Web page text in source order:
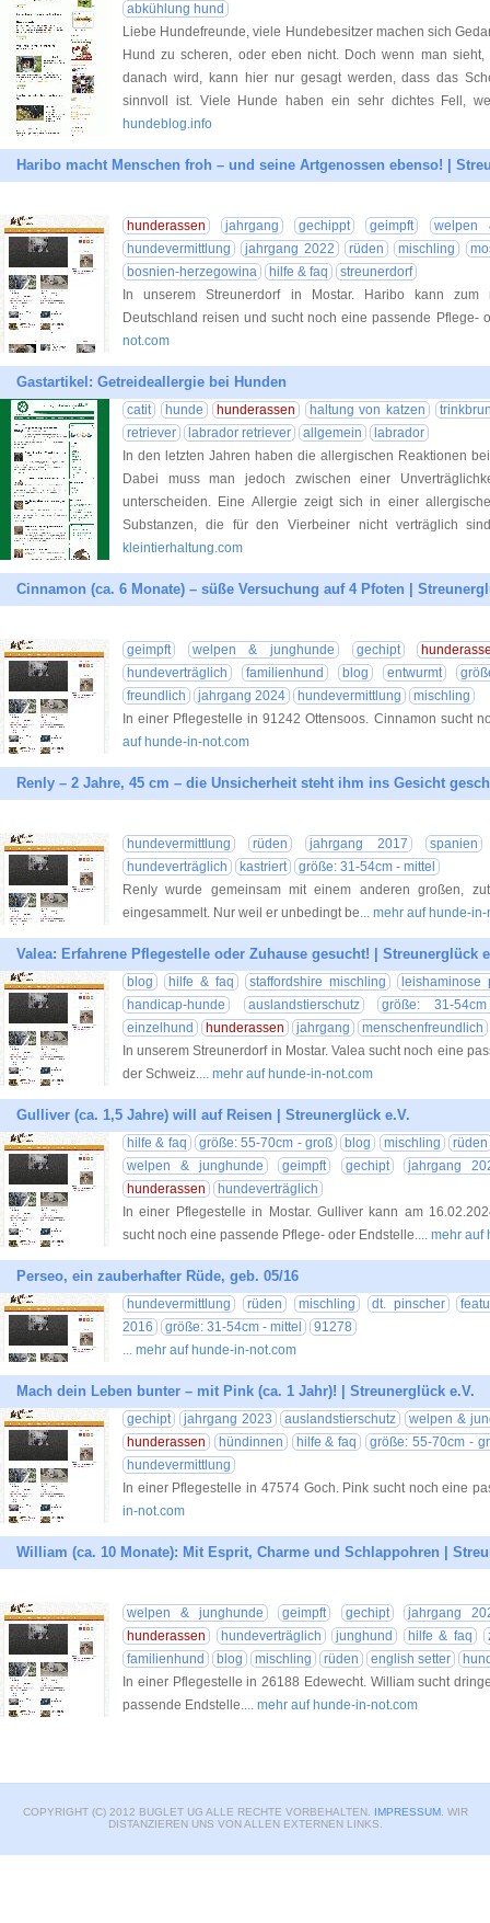
abkühlung hund
Liebe Hundefreunde, viele Hundebesitzer machen sich
Hund zu scheren, oder eben nicht. Doch wenn man
danach wird, kann hier nur gesagt werden, dass das
sinnvoll ist. Viele Hunde haben ein sehr dichtes Fell,
hundeblog.info
Haribo macht Menschen froh – und seine Artgenossen ebenso! |
hunderassen jahrgang gechippt geimpft
welpen
hundevermittlung
jahrgang 2022 rüden mischling
bosnien-herzegowina
hilfe & faq
streunerdorf
In unserem Streunerdorf in Mostar. Haribo kann zum
Deutschland reisen und sucht noch eine passende Pflege-
not.com
Gastartikel: Getreideallergie bei Hunden
catit hunde hunderassen haltung von katzen
retriever
labrador retriever allgemein
labrador
In den letzten Jahren haben die allergischen Reaktionen
Dabei muss man jedoch zwischen einer
unterscheiden. Eine Allergie zeigt sich in einer
Substanzen, die für den Vierbeiner nicht verträglich
kleintierhaltung.com
Cinnamon (ca. 6 Monate) – süße Versuchung auf 4 Pfoten |
geimpft welpen & junghunde gechipt
hundeverträglich
familienhund blog entwurmt
freundlich
jahrgang 2024 hundevermittlung
mischling
In einer Pflegestelle in 91242 Ottensoos. Cinnamon sucht
auf hunde-in-not.com
Renly – 2 Jahre, 45 cm – die Unsicherheit steht ihm ins Gesicht
hundevermittlung rüden jahrgang 2017
spanien
hundeverträglich
kastriert
größe: 31-54cm - mittel
Renly wurde gemeinsam mit einem anderen großen,
eingesammelt. Nur weil er unbedingt be... mehr auf hunde-
Valea: Erfahrene Pflegestelle oder Zuhause gesucht! | Streunerglück
blog hilfe & faq staffordshire mischling
leishaminose
handicap-hunde
auslandstierschutz
größe: 31-
einzelhund
hunderassen jahrgang
menschenfreundlich
In unserem Streunerdorf in Mostar. Valea sucht noch eine
der Schweiz.... mehr auf hunde-in-not.com
Gulliver (ca. 1,5 Jahre) will auf Reisen | Streunerglück e.V.
hilfe & faq größe: 55-70cm - groß blog mischling
rüden
welpen & junghunde
geimpft gechipt
jahrgang
hunderassen
hundeverträglich
In einer Pflegestelle in Mostar. Gulliver kann am
sucht noch eine passende Pflege- oder Endstelle.... mehr auf
Perseo, ein zauberhafter Rüde, geb. 05/16
hundevermittlung rüden mischling dt. pinscher
2016
größe: 31-54cm - mittel
91278
... mehr auf hunde-in-not.com
Mach dein Leben bunter – mit Pink (ca. 1 Jahr)! | Streunerglück e.V.
gechipt jahrgang 2023 auslandstierschutz
welpen &
hunderassen
hündinnen hilfe & faq
größe: 55-70cm -
hundevermittlung
In einer Pflegestelle in 47574 Goch. Pink sucht noch eine
in-not.com
William (ca. 10 Monate): Mit Esprit, Charme und Schlappohren |
welpen & junghunde geimpft gechipt
jahrgang
hunderassen
hundeverträglich junghund hilfe & faq
familienhund
blog mischling rüden english setter
In einer Pflegestelle in 26188 Edewecht. William sucht
passende Endstelle.... mehr auf hunde-in-not.com
COPYRIGHT (C) 2012 BUGLET UG ALLE RECHTE VORBEHALTEN. IMPRESSUM. WIR
DISTANZIEREN UNS VON ALLEN EXTERNEN LINKS.